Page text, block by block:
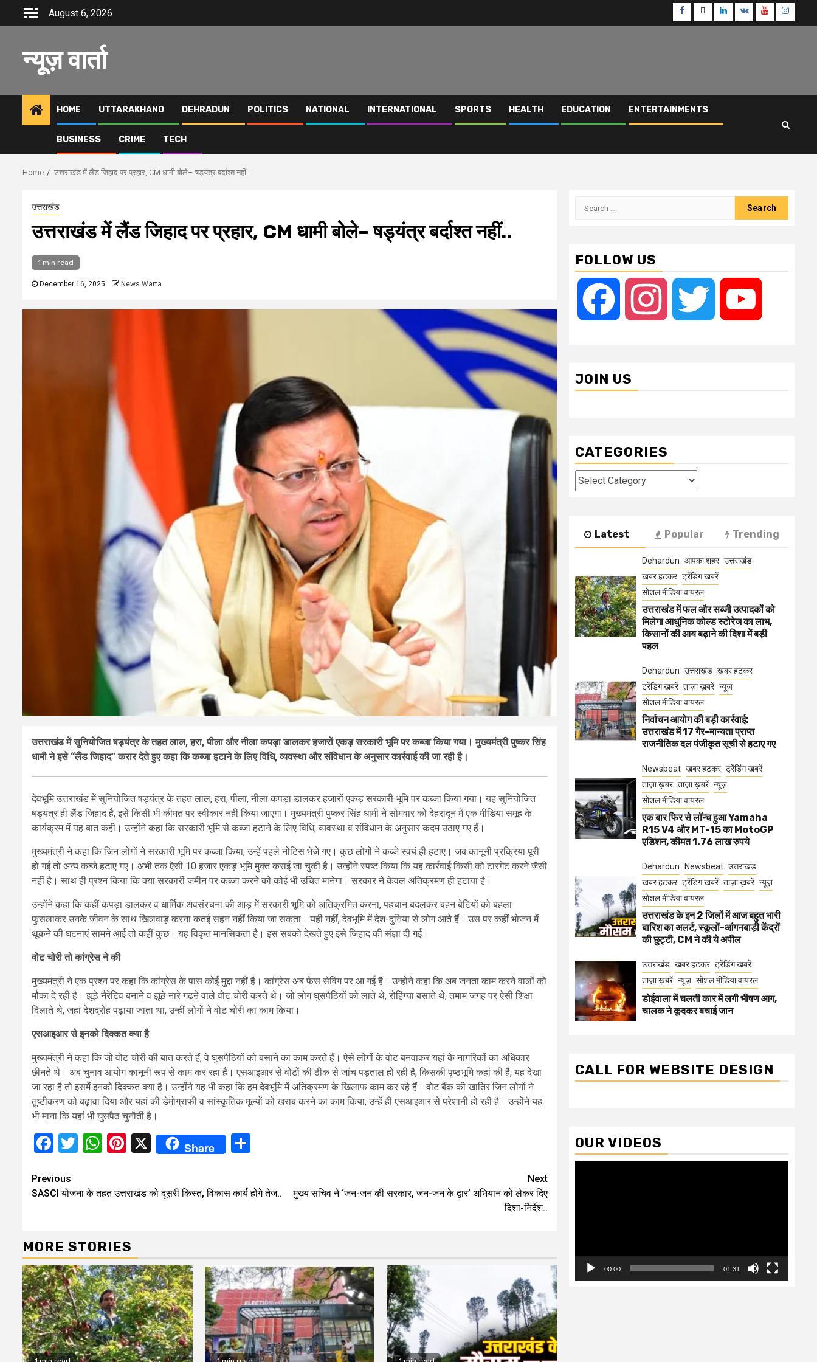
August 6, 2026 Facebook
TwitterLinkedin
VK Youtube
न्यूज़ वार्ता
HOME UTTARAKHAND DEHRADUN POLITICS NATIONAL INTERNATIONAL SPORTS HEALTH EDUCATION ENTERTAINMENTS
BUSINESS CRIME TECH
Home उत्तराखंड में लैंड जिहाद पर प्रहार, CM धामी बोले– षड्यंत्र बर्दाश्त नहीं..
उत्तराखंड
उत्तराखंड में लैंड जिहाद पर प्रहार, CM धामी बोले– षड्यंत्र बर्दाश्त नहीं..
1 min read
December 16, 2025 News Warta
उत्तराखंड में सुनियोजित षड्यंत्र के तहत लाल, हरा, पीला और नीला कपड़ा डालकर हजारों एकड़ सरकारी भूमि पर कब्जा किया गया। मुख्यमंत्री पुष्कर सिंह
धामी ने इसे “लैंड जिहाद” करार देते हुए कहा कि कब्जा हटाने के लिए विधि, व्यवस्था और संविधान के अनुसार कार्रवाई की जा रही है।
देवभूमि उत्तराखंड में सुनियोजित षड्यंत्र के तहत लाल, हरा, पीला, नीला कपड़ा डालकर हजारों एकड़ सरकारी भूमि पर कब्जा किया गया। यह सुनियोजित
षड्यंत्र ही लैंड जिहाद है, इसे किसी भी कीमत पर स्वीकार नहीं किया जाएगा। मुख्यमंत्री पुष्कर सिंह धामी ने सोमवार को देहरादून में एक मीडिया समूह के
कार्यक्रम में यह बात कही। उन्होंने कहा कि सरकारी भूमि से कब्जा हटाने के लिए विधि, व्यवस्था व संविधान के अनुसार कदम उठाए गए हैं।
मुख्यमंत्री ने कहा कि जिन लोगों ने सरकारी भूमि पर कब्जा किया, उन्हें पहले नोटिस भेजे गए। कुछ लोगों ने कब्जे स्वयं ही हटाए। जब कानूनी प्रक्रिया पूरी
हो गई तो अन्य कब्जे हटाए गए। अभी तक ऐसी 10 हजार एकड़ भूमि मुक्त कराई जा चुकी है। उन्होंने स्पष्ट किया कि यह कार्रवाई किसी को टारगेट करने जैसी
नहीं है। साथ ही प्रश्न किया कि क्या सरकारी जमीन पर कब्जा करने को कोई भी उचित मानेगा। सरकार ने केवल अतिक्रमण ही हटाया है।
उन्होंने कहा कि कहीं कपड़ा डालकर व धार्मिक अवसंरचना की आड़ में सरकारी भूमि को अतिक्रमित करना, पहचान बदलकर बहन बेटियों को बहला
फुसलाकर उनके जीवन के साथ खिलवाड़ करना कतई सहन नहीं किया जा सकता। यही नहीं, देवभूमि में देश-दुनिया से लोग आते हैं। उस पर कहीं भोजन में
थूकने की घटनाएं सामने आई तो कहीं कुछ। यह विकृत मानसिकता है। इस सबको देखते हुए इसे जिहाद की संज्ञा दी गई।
वोट चोरी तो कांग्रेस ने की
मुख्यमंत्री ने एक प्रश्न पर कहा कि कांग्रेस के पास कोई मुद्दा नहीं है। कांग्रेस अब फेस सेविंग पर आ गई है। उन्होंने कहा कि अब जनता काम करने वालों को
मौका दे रही है। झूठे नैरेटिव बनाने व झूठे नारे गढऩे वाले वोट चोरी करते थे। जो लोग घुसपैठियों को लाते थे, रोहिंग्या बसाते थे, तमाम जगह पर ऐसी शिक्षा
दिलाते थे, जहां देशद्रोह पढ़ाया जाता था, उन्हीं लोगों ने वोट चोरी का काम किया।
एसआइआर से इनको दिक्कत क्या है
मुख्यमंत्री ने कहा कि जो वोट चोरी की बात करते हैं, वे घुसपैठियों को बसाने का काम करते हैं। ऐसे लोगों के वोट बनवाकर यहां के नागरिकों का अधिकार
छीनते थे। अब चुनाव आयोग कानूनी रूप से काम कर रहा है। एसआइआर से वोटों की ठीक से जांच पड़ताल हो रही है, किसकी पृष्ठभूमि कहां की है, यह देखा
जा रहा है तो इसमें इनको दिक्कत क्या है। उन्होंने यह भी कहा कि हम देवभूमि में अतिक्रमण के खिलाफ काम कर रहे हैं। वोट बैंक की खातिर जिन लोगों ने
तुष्टीकरण को बढ़ावा दिया और यहां की डेमोग्राफी व सांस्कृतिक मूल्यों को खराब करने का काम किया, उन्हें ही एसआइआर से परेशानी हो रही है। उन्होंने यह
भी माना कि यहां भी घुसपैठ चुनौती है।
Facebook
Twitter
WhatsApp
Pinterest
X Share
Continue
Reading
Previous
SASCI योजना के तहत उत्तराखंड को दूसरी किस्त, विकास कार्य होंगे तेज..
Next
मुख्य सचिव ने ‘जन-जन की सरकार, जन-जन के द्वार’ अभियान को लेकर दिए
दिशा-निर्देश..
MORE STORIES
Search
FOLLOW US
Facebook Instagram Twitter
JOIN US
CATEGORIES
Categories
Latest Popular Trending
Dehardun आपका शहर उत्तराखंड
खबर हटकर ट्रेंडिंग खबरें
सोशल मीडिया वायरल
उत्तराखंड में फल और सब्जी उत्पादकों को
मिलेगा आधुनिक कोल्ड स्टोरेज का लाभ,
किसानों की आय बढ़ाने की दिशा में बड़ी
पहल
Dehardun उत्तराखंड खबर हटकर
ट्रेंडिंग खबरें ताज़ा ख़बरें न्यूज़
सोशल मीडिया वायरल
निर्वाचन आयोग की बड़ी कार्रवाई:
उत्तराखंड में 17 गैर-मान्यता प्राप्त
राजनीतिक दल पंजीकृत सूची से हटाए गए
Newsbeat खबर हटकर ट्रेंडिंग खबरें
ताज़ा ख़बर ताज़ा ख़बरें न्यूज़
सोशल मीडिया वायरल
एक बार फिर से लॉन्च हुआ Yamaha
R15 V4 और MT-15 का MotoGP
एडिशन, कीमत 1.76 लाख रुपये
Dehardun Newsbeat उत्तराखंड
खबर हटकर ट्रेंडिंग खबरें ताज़ा ख़बरें न्यूज़
सोशल मीडिया वायरल
उत्तराखंड के इन 2 जिलों में आज बहुत भारी
बारिश का अलर्ट, स्कूलों-आंगनबाड़ी केंद्रों
की छुट्टी, CM ने की ये अपील
उत्तराखंड खबर हटकर ट्रेंडिंग खबरें
ताज़ा ख़बरें न्यूज़ सोशल मीडिया वायरल
डोईवाला में चलती कार में लगी भीषण आग,
चालक ने कूदकर बचाई जान
CALL FOR WEBSITE DESIGN
OUR VIDEOS
00:00 01:31